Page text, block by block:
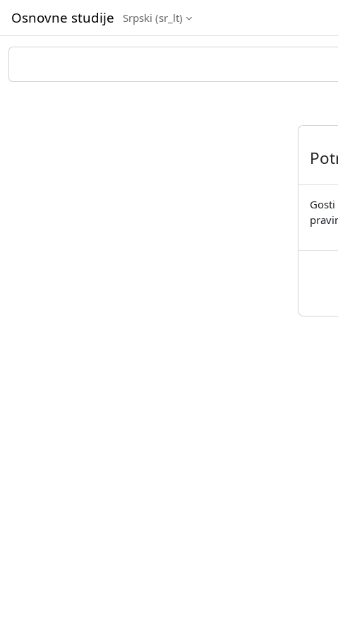
Osnovne studije Srpski ‎(sr_lt)‎